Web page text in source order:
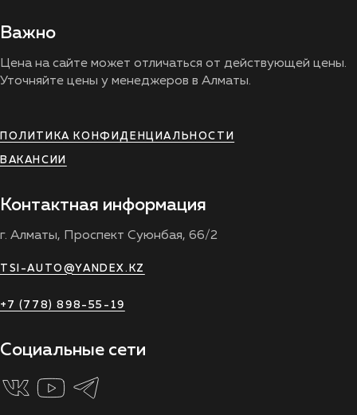
Важно
Цена на сайте может отличаться от действующей цены.
Уточняйте цены у менеджеров в Алматы.
ПОЛИТИКА КОНФИДЕНЦИАЛЬНОСТИ
ВАКАНСИИ
Контактная информация
г. Алматы, Проспект Суюнбая, 66/2
TSI-AUTO@YANDEX.KZ
+7 (778) 898-55-19
Социальные сети